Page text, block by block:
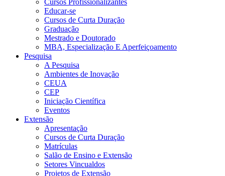
Cursos Profissionalizantes
Educar-se
Cursos de Curta Duração
Graduação
Mestrado e Doutorado
MBA, Especialização E Aperfeiçoamento
Pesquisa
A Pesquisa
Ambientes de Inovação
CEUA
CEP
Iniciação Científica
Eventos
Extensão
Apresentação
Cursos de Curta Duração
Matrículas
Salão de Ensino e Extensão
Setores Vincualdos
Projetos de Extensão